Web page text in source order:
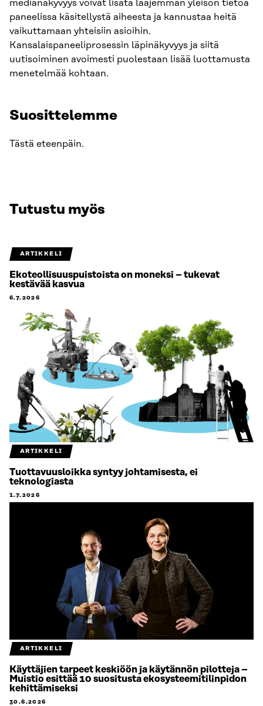
medianäkyvyys voivat lisätä laajemman yleisön tietoa
paneelissa käsitellystä aiheesta ja kannustaa heitä
vaikuttamaan yhteisiin asioihin.
Kansalaispaneeliprosessin läpinäkyvyys ja siitä
uutisoiminen avoimesti puolestaan lisää luottamusta
menetelmää kohtaan.
Suosittelemme
Tästä eteenpäin.
Tutustu myös
ARTIKKELI
Ekoteollisuuspuistoista on moneksi – tukevat
kestävää kasvua
6.7.2026
ARTIKKELI
Tuottavuusloikka syntyy johtamisesta, ei
teknologiasta
1.7.2026
ARTIKKELI
Käyttäjien tarpeet keskiöön ja käytännön pilotteja –
Muistio esittää 10 suositusta ekosysteemitilinpidon
kehittämiseksi
30.6.2026